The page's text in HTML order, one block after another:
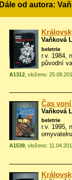
Dále od autora:
Vaňková
beletrie
r.v. 1984,
původní
A1312 , vloženo:
Čas
Vaňková
beletrie
r.v. 1995,
A1539 , vloženo: